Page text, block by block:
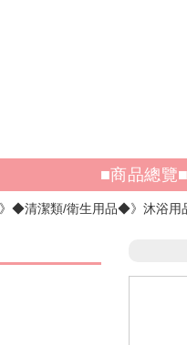
■商品總覽■
◆清潔類/衛生用品◆ 沐浴用